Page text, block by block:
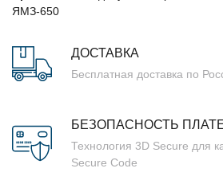
ЯМЗ-650
ДОСТАВКА
Бесплатная доставка по
БЕЗОПАСНОСТЬ
Технология 3D Secure для
Secure Code